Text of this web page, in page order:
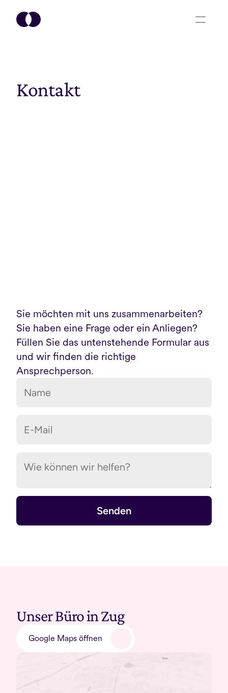
Kontakt
Sie möchten mit uns zusammenarbeiten?
Sie haben eine Frage oder ein Anliegen?
Füllen Sie das untenstehende Formular aus
und wir finden die richtige
Ansprechperson.
Unser Büro in Zug
Google Maps öffnen